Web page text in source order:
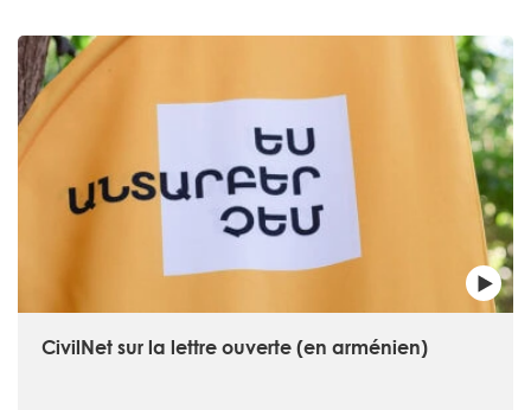
CivilNet sur la lettre ouverte (en arménien)